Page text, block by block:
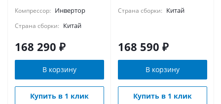
Компрессор: Инвертор
Страна сборки: Китай
168 290 ₽
В корзину
Купить в 1 клик
Страна сборки: Китай
168 590 ₽
В корзину
Купить в 1 клик